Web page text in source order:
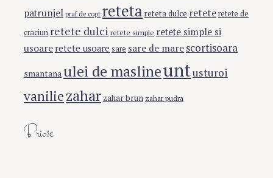
patrunjel praf de copt reteta reteta dulce reteteretete de
craciun retete dulci retete simple retete simple si
usoare retete usoare sare sare de mare scortisoara
smantanaulei de maslineuntusturoi
vaniliezahar zahar brun zahar pudra
Briose